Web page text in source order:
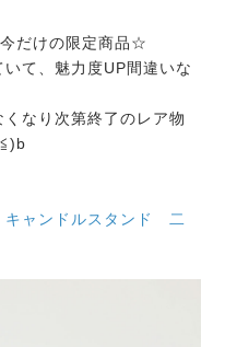
だけの限定商品☆
て、魅力度UP間違いな
なり次第終了のレア物
キャンドルスタンド 二